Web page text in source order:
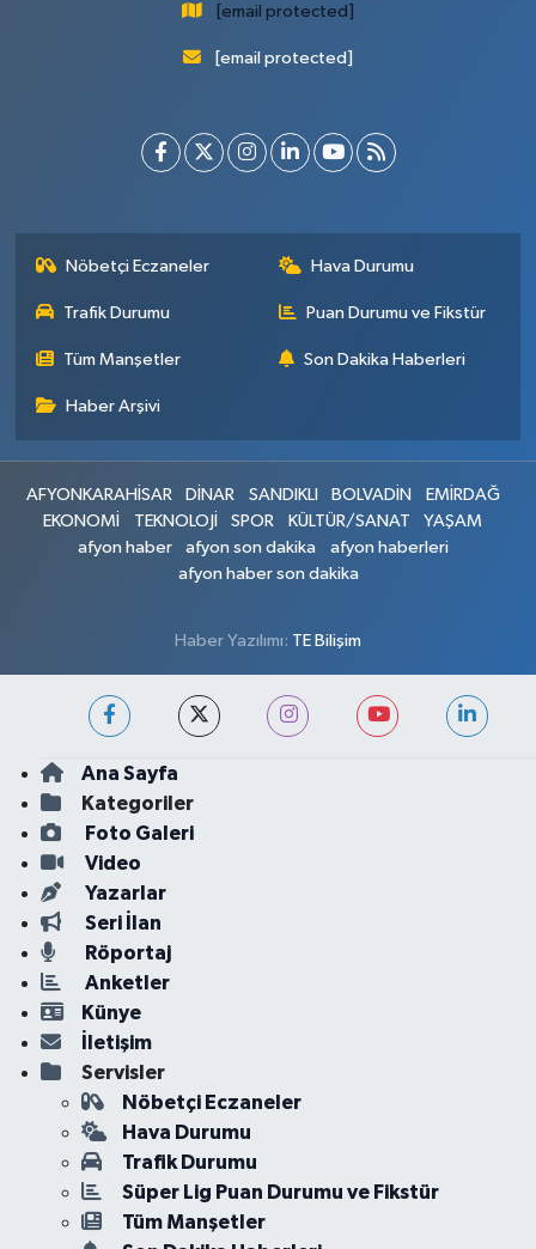
[email protected]
[email protected]
Nöbetçi Eczaneler Hava Durumu
Trafik Durumu Puan Durumu ve Fikstür
Tüm Manşetler Son Dakika Haberleri
Haber Arşivi
AFYONKARAHİSAR DİNAR SANDIKLI BOLVADİN
EMİRDAĞ
EKONOMİ
TEKNOLOJİ SPOR KÜLTÜR/SANAT
YAŞAM
afyon haber
afyon son dakika
afyon haberleri
afyon haber son dakika
Haber Yazılımı: TE Bilişim
Ana Sayfa
Kategoriler
Foto Galeri
Video
Yazarlar
Seri İlan
Röportaj
Anketler
Künye
İletişim
Servisler
Nöbetçi Eczaneler
Hava Durumu
Trafik Durumu
Süper Lig Puan Durumu ve Fikstür
Tüm Manşetler